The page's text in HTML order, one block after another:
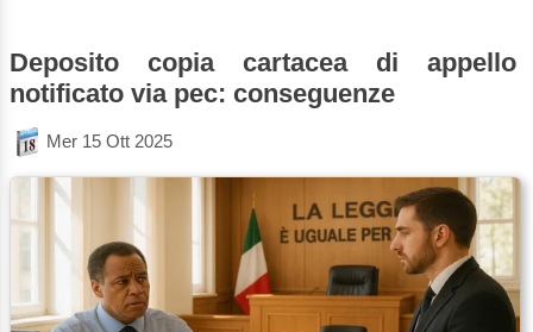
Deposito copia cartacea di appello
notificato via pec: conseguenze
Mer 15 Ott 2025